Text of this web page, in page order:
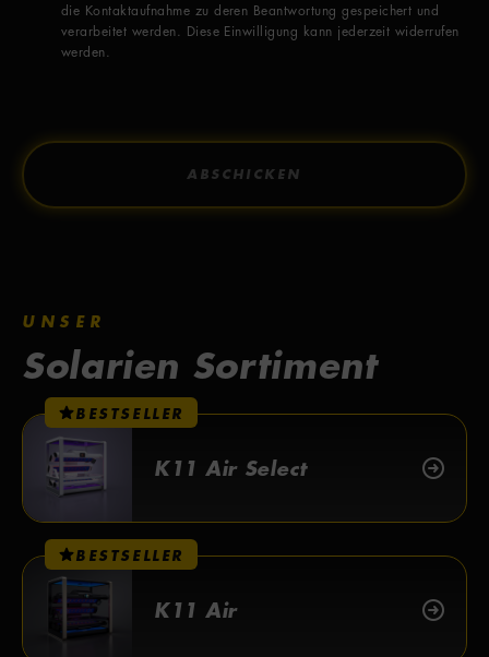
die Kontaktaufnahme zu deren Beantwortung gespeichert und
verarbeitet werden. Diese Einwilligung kann jederzeit widerrufen
werden.
ABSCHICKEN
UNSER
Solarien Sortiment
BESTSELLER
K11 Air Select
BESTSELLER
K11 Air